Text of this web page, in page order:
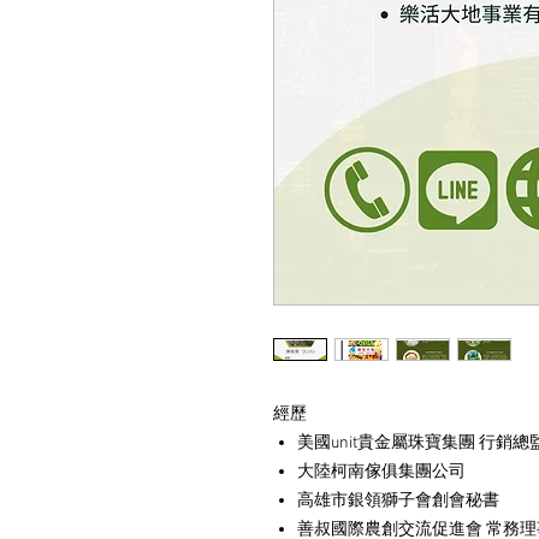
經歷
美國unit貴金屬珠寶集團 行銷總
大陸柯南傢俱集團公司
高雄市銀領獅子會創會秘書
善叔國際農創交流促進會 常務